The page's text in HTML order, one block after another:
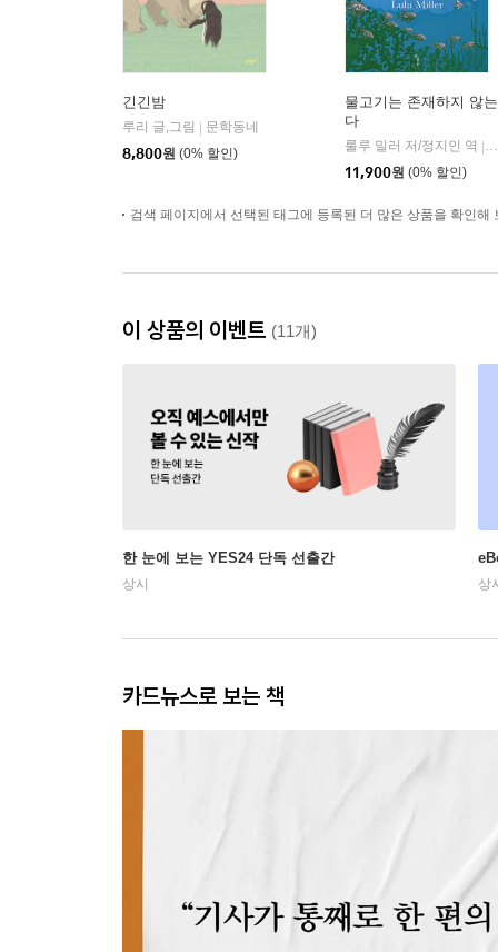
긴긴밤
루리 글,그림
문학동네
8,800원 (0% 할인)
물고기는 존재하지 않는
다
룰루 밀러 저/정지인 역
11,900원 (0% 할인)
검색 페이지에서 선택된 태그에 등록된 더 많은 상품을 확인해
이 상품의 이벤트 (11개)
한 눈에 보는 YES24 단독 선출간
상시 상
카드뉴스로 보는 책